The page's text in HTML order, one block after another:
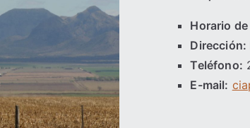
Horario
Dirección:
Teléfono:
E-mail: